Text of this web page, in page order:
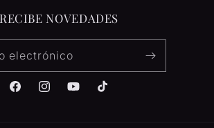
RECIBE NOVEDADES
electrónico
FacebookInstagramYouTubeTikTok